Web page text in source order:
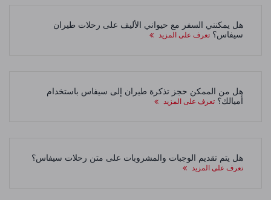
هل يمكنني السفر مع حيواني الأليف على رحلات طيران
سيفاس؟ تعرف على المزيد
هل من الممكن حجز تذكرة طيران إلى سيفاس باستخدام
أميالك؟ تعرف على المزيد
هل يتم تقديم الوجبات والمشروبات على متن رحلات سيفاس؟
تعرف على المزيد